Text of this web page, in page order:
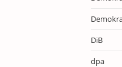
DiB
dpa